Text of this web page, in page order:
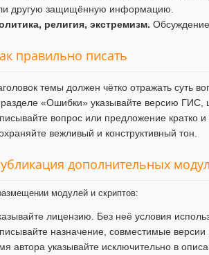
другую защищённую информацию.
религия, экстремизм.
правильно писать
темы должен чётко отражать суть
«Ошибки» указывайте версию ГИС,
вопрос или предложение кратко и
вежливый и конструктивный тон.
дополнительных
модулей и скриптов:
лицензию. Без неё условия
назначение, совместимые версии
автора указывайте исключительно в